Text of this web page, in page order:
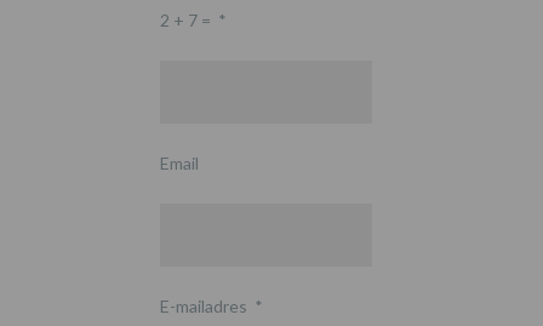
2 + 7 = *
Email
E-mailadres *